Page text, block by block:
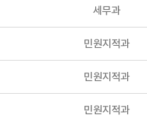
세무과
민원지적과
민원지적과
민원지적과